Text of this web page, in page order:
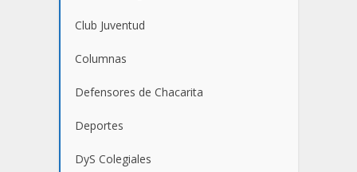
Club Juventud
Columnas
Defensores de Chacarita
Deportes
DyS Colegiales